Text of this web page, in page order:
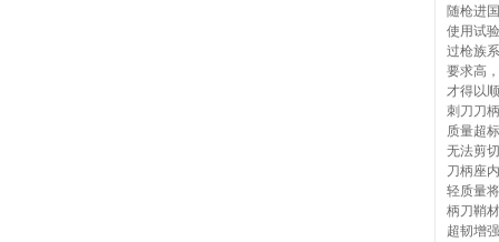
随枪进
使用试
过枪族
要求高
才得以
刺刀刀
质量超
无法剪
刀柄座
轻质量
柄刀鞘
超韧增